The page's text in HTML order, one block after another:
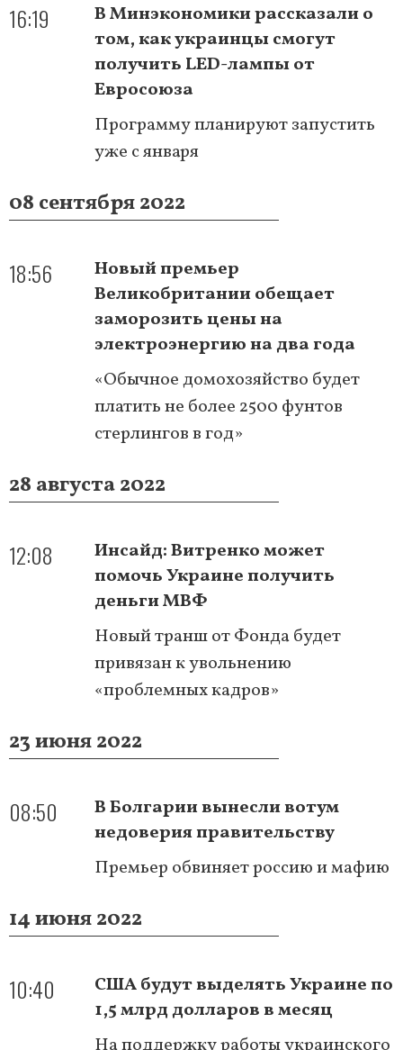
16:19
В Минэкономики рассказали о
том, как украинцы смогут
получить LED-лампы от
Евросоюза
Программу планируют запустить
уже с января
08 сентября 2022
18:56
Новый премьер
Великобритании обещает
заморозить цены на
электроэнергию на два года
«Обычное домохозяйство будет
платить не более 2500 фунтов
стерлингов в год»
28 августа 2022
12:08
Инсайд: Витренко может
помочь Украине получить
деньги МВФ
Новый транш от Фонда будет
привязан к увольнению
«проблемных кадров»
23 июня 2022
08:50
В Болгарии вынесли вотум
недоверия правительству
Премьер обвиняет россию и мафию
14 июня 2022
10:40
США будут выделять Украине по
1,5 млрд долларов в месяц